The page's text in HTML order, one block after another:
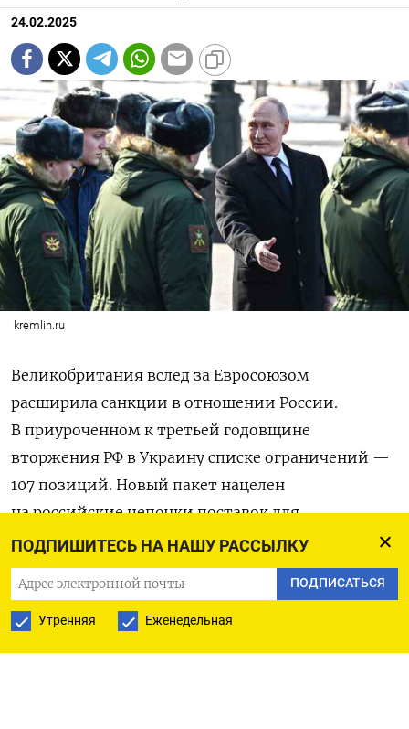
ПОДПИШИТЕСЬ НА НАШУ РАССЫЛКУ
ПОДПИСАТЬСЯ
Утренняя Еженедельная
24.02.2025
kremlin.ru
Великобритания вслед за Евросоюзом
расширила санкции в отношении России.
В приуроченном к третьей годовщине
вторжения РФ в Украину списке ограничений —
107 позиций. Новый пакет нацелен
на российские цепочки поставок для
вооруженных сил, доходы, «подпитывающие
незаконную войну Путина», и приносящих
прибыль Кремлю клептократов,
сообщается
в релизе британского правительства.